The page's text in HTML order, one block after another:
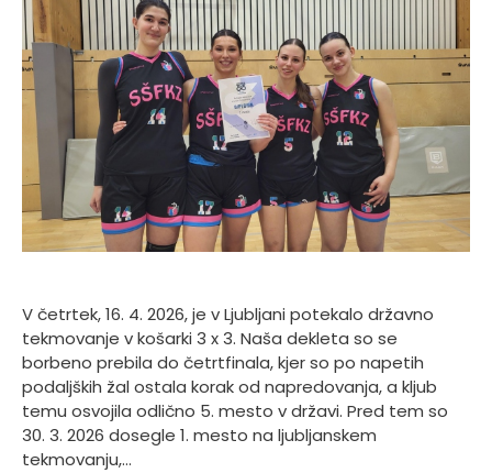
V četrtek, 16. 4. 2026, je v Ljubljani potekalo državno
tekmovanje v košarki 3 x 3. Naša dekleta so se
borbeno prebila do četrtfinala, kjer so po napetih
podaljških žal ostala korak od napredovanja, a kljub
temu osvojila odlično 5. mesto v državi. Pred tem so
30. 3. 2026 dosegle 1. mesto na ljubljanskem
tekmovanju,…